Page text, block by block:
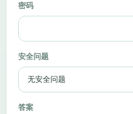
密码
安全问题
答案